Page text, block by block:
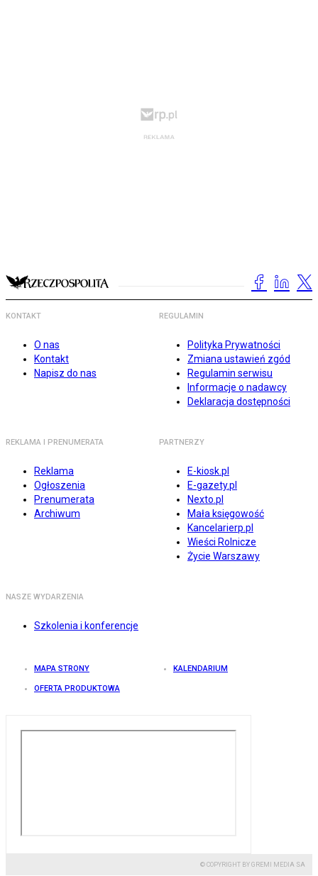
KONTAKT
O nas
Kontakt
Napisz do nas
REGULAMIN
Polityka Prywatności
Zmiana ustawień zgód
Regulamin serwisu
Informacje o nadawcy
Deklaracja dostępności
REKLAMA I PRENUMERATA
Reklama
Ogłoszenia
Prenumerata
Archiwum
PARTNERZY
E-kiosk.pl
E-gazety.pl
Nexto.pl
Mała księgowość
Kancelarierp.pl
Wieści Rolnicze
Życie Warszawy
NASZE WYDARZENIA
Szkolenia i konferencje
MAPA STRONY KALENDARIUM
OFERTA PRODUKTOWA
© COPYRIGHT BY GREMI MEDIA SA